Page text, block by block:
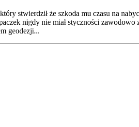
stwierdził że szkoda mu czasu na
nigdy nie miał styczności
geodezji...